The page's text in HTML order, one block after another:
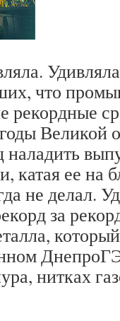
что
рекордные
Великой
наладить
катая ее на
не делал.
за
нитках